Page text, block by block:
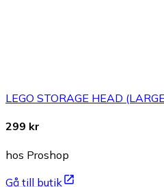
LEGO STORAGE HEAD
299 kr
hos Proshop
Gå till butik